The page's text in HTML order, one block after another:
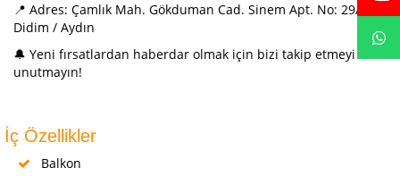
📍 Adres: Çamlık Mah. Gökduman Cad. Sinem Apt. No: 29/C
Didim / Aydın
🔔 Yeni fırsatlardan haberdar olmak için bizi takip etmeyi
unutmayın!
İç Özellikler
Balkon